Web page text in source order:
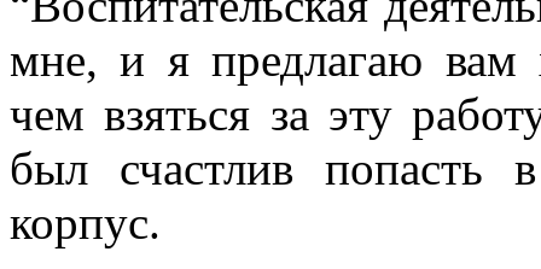
мне, и я предлагаю вам
чем взяться за эту
был счастлив
корпус.